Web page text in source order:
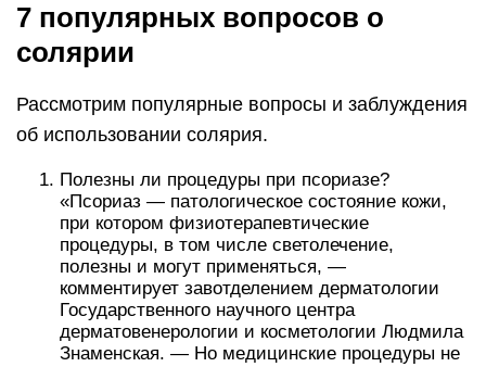
7 популярных вопросов о
солярии
Рассмотрим популярные вопросы и заблуждения
об использовании солярия.
Полезны ли процедуры при псориазе?
«Псориаз — патологическое состояние кожи,
при котором физиотерапевтические
процедуры, в том числе светолечение,
полезны и могут применяться, —
комментирует завотделением дерматологии
Государственного научного центра
дерматовенерологии и косметологии Людмила
Знаменская. — Но медицинские процедуры не